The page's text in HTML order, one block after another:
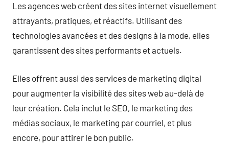
Les agences web créent des sites internet visuellement
attrayants, pratiques, et réactifs. Utilisant des
technologies avancées et des designs à la mode, elles
garantissent des sites performants et actuels.
Elles offrent aussi des services de marketing digital
pour augmenter la visibilité des sites web au-delà de
leur création. Cela inclut le SEO, le marketing des
médias sociaux, le marketing par courriel, et plus
encore, pour attirer le bon public.